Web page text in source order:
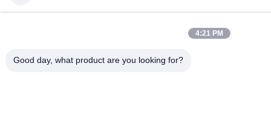
4:21 PM
Good day, what product are you looking for?